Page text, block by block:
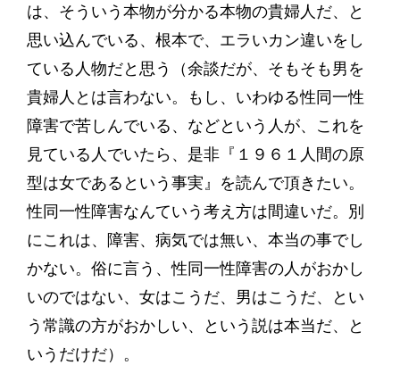
は、そういう本物が分かる本物の貴婦人だ、と
思い込んでいる、根本で、エラいカン違いをし
ている人物だと思う（余談だが、そもそも男を
貴婦人とは言わない。もし、いわゆる性同一性
障害で苦しんでいる、などという人が、これを
見ている人でいたら、是非『１９６１人間の原
型は女であるという事実』を読んで頂きたい。
性同一性障害なんていう考え方は間違いだ。別
にこれは、障害、病気では無い、本当の事でし
かない。俗に言う、性同一性障害の人がおかし
いのではない、女はこうだ、男はこうだ、とい
う常識の方がおかしい、という説は本当だ、と
いうだけだ）。